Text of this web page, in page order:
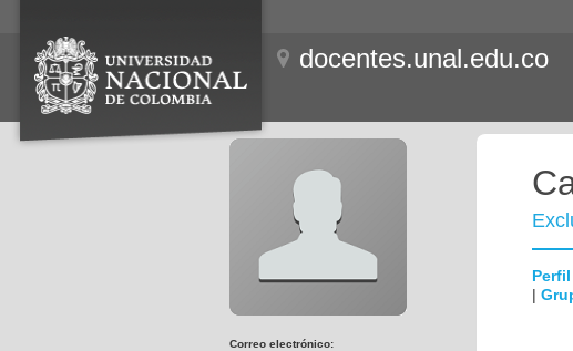
docentes.unal.edu.co
Correo electrónico:
|